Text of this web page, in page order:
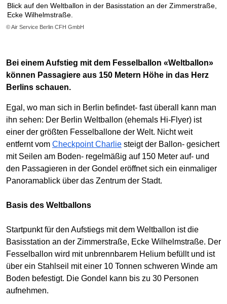
© Air Service Berlin CFH GmbH
Blick auf den Weltballon in der Basisstation an der Zimmerstraße,
Ecke Wilhelmstraße.
Bei einem Aufstieg mit dem Fesselballon «Weltballon»
können Passagiere aus 150 Metern Höhe in das Herz
Berlins schauen.
Egal, wo man sich in Berlin befindet- fast überall kann man
ihn sehen: Der Berlin Weltballon (ehemals Hi-Flyer) ist
einer der größten Fesselballone der Welt. Nicht weit
entfernt vom Checkpoint Charlie steigt der Ballon- gesichert
mit Seilen am Boden- regelmäßig auf 150 Meter auf- und
den Passagieren in der Gondel eröffnet sich ein einmaliger
Panoramablick über das Zentrum der Stadt.
Basis des Weltballons
Startpunkt für den Aufstiegs mit dem Weltballon ist die
Basisstation an der Zimmerstraße, Ecke Wilhelmstraße. Der
Fesselballon wird mit unbrennbarem Helium befüllt und ist
über ein Stahlseil mit einer 10 Tonnen schweren Winde am
Boden befestigt. Die Gondel kann bis zu 30 Personen
aufnehmen.